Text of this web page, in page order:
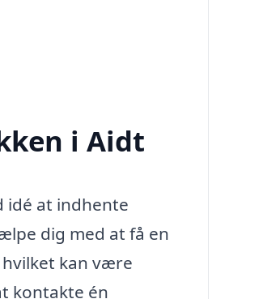
i Aidt
idé at indhente
dig med at få en
kan være
kontakte én